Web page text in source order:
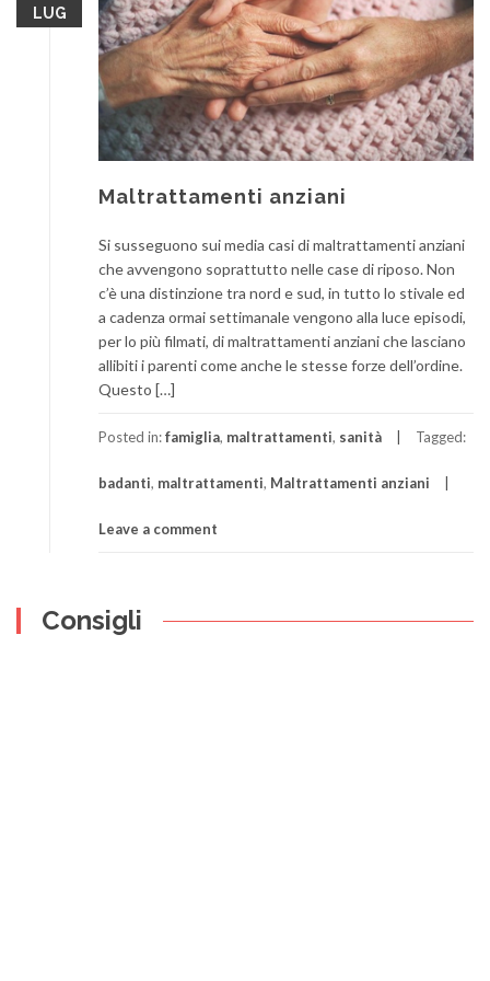
LUG
Maltrattamenti anziani
Si susseguono sui media casi di maltrattamenti anziani
che avvengono soprattutto nelle case di riposo. Non
c’è una distinzione tra nord e sud, in tutto lo stivale ed
a cadenza ormai settimanale vengono alla luce episodi,
per lo più filmati, di maltrattamenti anziani che lasciano
allibiti i parenti come anche le stesse forze dell’ordine.
Questo […]
Posted in:famiglia, maltrattamenti, sanità Tagged:
badanti, maltrattamenti, Maltrattamenti anziani
Leave a comment
Consigli